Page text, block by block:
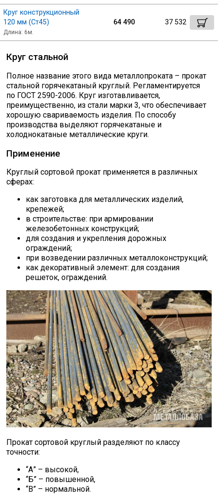
Круг конструкционный
120 мм (Ст45)
Длина: 6м.
64 490 37 532
Круг стальной
Полное название этого вида металлопроката – прокат
стальной горячекатаный круглый. Регламентируется
по ГОСТ 2590-2006. Круг изготавливается,
преимущественно, из стали марки 3, что обеспечивает
хорошую свариваемость изделия. По способу
производства выделяют горячекатаные и
холоднокатаные металлические круги.
Применение
Круглый сортовой прокат применяется в различных
сферах:
как заготовка для металлических изделий,
крепежей;
в строительстве: при армировании
железобетонных конструкций;
для создания и укрепления дорожных
ограждений;
при возведении различных металлоконструкций;
как декоративный элемент: для создания
решеток, ограждений.
Прокат сортовой круглый разделяют по классу
точности:
“А” – высокой,
“Б” – повышенной,
“В” – нормальной.